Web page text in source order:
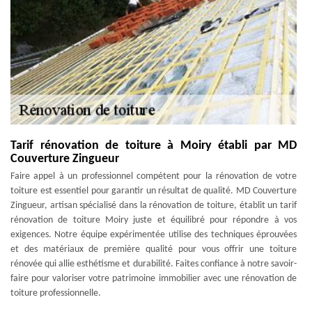
Tarif rénovation de toiture à Moiry établi par MD
Couverture Zingueur
Faire appel à un professionnel compétent pour la rénovation de votre
toiture est essentiel pour garantir un résultat de qualité. MD Couverture
Zingueur, artisan spécialisé dans la rénovation de toiture, établit un tarif
rénovation de toiture Moiry juste et équilibré pour répondre à vos
exigences. Notre équipe expérimentée utilise des techniques éprouvées
et des matériaux de première qualité pour vous offrir une toiture
rénovée qui allie esthétisme et durabilité. Faites confiance à notre savoir-
faire pour valoriser votre patrimoine immobilier avec une rénovation de
toiture professionnelle.